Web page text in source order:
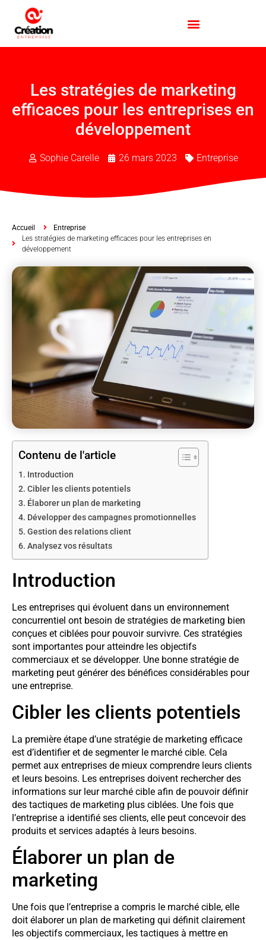
Les stratégies de marketing
efficaces pour les entreprises en
développement
Sophie Carelle 26 mars 2023 Entreprise
Accueil
Entreprise
Les stratégies de marketing efficaces pour les entreprises en
développement
Contenu de l'article
Introduction
Cibler les clients potentiels
Élaborer un plan de marketing
Développer des campagnes promotionnelles
Gestion des relations client
Analysez vos résultats
Introduction
Les entreprises qui évoluent dans un environnement
concurrentiel ont besoin de stratégies de marketing bien
conçues et ciblées pour pouvoir survivre. Ces stratégies
sont importantes pour atteindre les objectifs
commerciaux et se développer. Une bonne stratégie de
marketing peut générer des bénéfices considérables pour
une entreprise.
Cibler les clients potentiels
La première étape d’une stratégie de marketing efficace
est d’identifier et de segmenter le marché cible. Cela
permet aux entreprises de mieux comprendre leurs clients
et leurs besoins. Les entreprises doivent rechercher des
informations sur leur marché cible afin de pouvoir définir
des tactiques de marketing plus ciblées. Une fois que
l’entreprise a identifié ses clients, elle peut concevoir des
produits et services adaptés à leurs besoins.
Élaborer un plan de
marketing
Une fois que l’entreprise a compris le marché cible, elle
doit élaborer un plan de marketing qui définit clairement
les objectifs commerciaux, les tactiques à mettre en